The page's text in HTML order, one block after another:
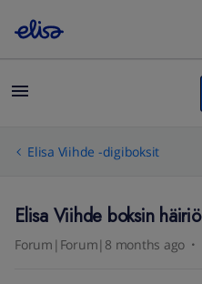
Elisa Viihde -digiboksit
Elisa Viihde boksin häiriö
Forum|Forum|8 months ago